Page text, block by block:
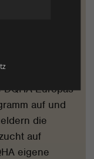
DQHA
Europas
auf und
die
auf
eigene